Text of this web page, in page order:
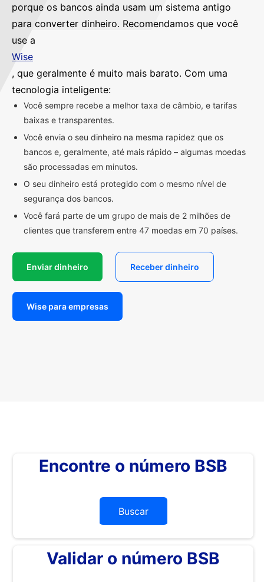
porque os bancos ainda usam um sistema antigo
para converter dinheiro. Recomendamos que você
use a
Wise
, que geralmente é muito mais barato. Com uma
tecnologia inteligente:
Você sempre recebe a melhor taxa de câmbio, e tarifas
baixas e transparentes.
Você envia o seu dinheiro na mesma rapidez que os
bancos e, geralmente, até mais rápido – algumas moedas
são processadas em minutos.
O seu dinheiro está protegido com o mesmo nível de
segurança dos bancos.
Você fará parte de um grupo de mais de 2 milhões de
clientes que transferem entre 47 moedas em 70 países.
Enviar dinheiro Receber dinheiro
Wise para empresas
Encontre o número BSB
Buscar
Validar o número BSB